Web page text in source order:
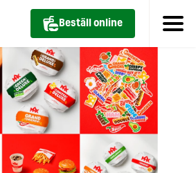
Beställ online